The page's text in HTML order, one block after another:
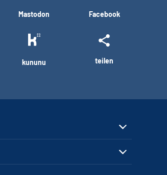
Mastodon Facebook
kununu teilen